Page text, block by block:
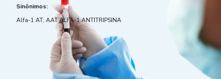
Sinônimos:
Alfa-1 AT; AAT ALFA-1 ANTITRIPSINA